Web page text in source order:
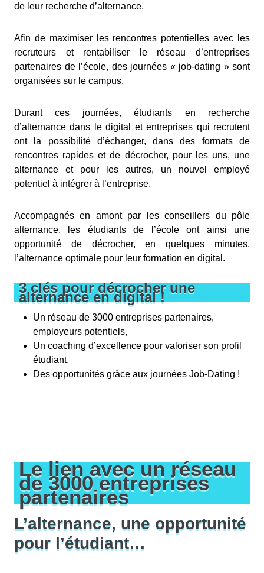
de leur recherche d’alternance.
Afin de maximiser les rencontres potentielles avec les
recruteurs et rentabiliser le réseau d’entreprises
partenaires de l’école, des journées « job-dating » sont
organisées sur le campus.
Durant ces journées, étudiants en recherche
d’alternance dans le digital et entreprises qui recrutent
ont la possibilité d’échanger, dans des formats de
rencontres rapides et de décrocher, pour les uns, une
alternance et pour les autres, un nouvel employé
potentiel à intégrer à l’entreprise.
Accompagnés en amont par les conseillers du pôle
alternance, les étudiants de l’école ont ainsi une
opportunité de décrocher, en quelques minutes,
l’alternance optimale pour leur formation en digital.
3 clés pour décrocher une
alternance en digital !
Un réseau de 3000 entreprises partenaires,
employeurs potentiels,
Un coaching d’excellence pour valoriser son profil
étudiant,
Des opportunités grâce aux journées Job-Dating !
Le lien avec un réseau
de 3000 entreprises
partenaires
L’alternance, une opportunité
pour l’étudiant…